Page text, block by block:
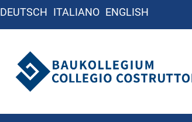
DEUTSCH ITALIANO ENGLISH